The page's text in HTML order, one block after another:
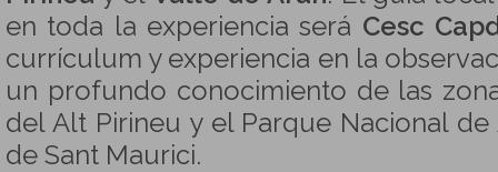
en toda la experiencia será Cesc
currículum y experiencia en la
un profundo conocimiento de las
del Alt Pirineu y el Parque Nacional
de Sant Maurici.